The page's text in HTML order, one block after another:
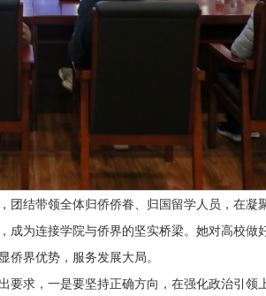
结带领全体归侨侨眷、归国留学人员，在凝
为连接学院与侨界的坚实桥梁。她对高校做
界优势，服务发展大局。
求，一是要坚持正确方向，在强化政治引领